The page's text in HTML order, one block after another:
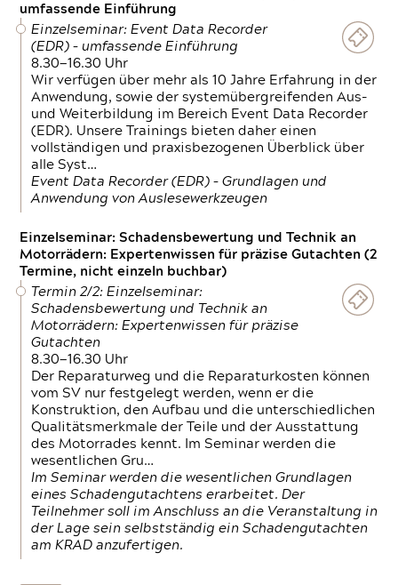
umfassende Einführung
Einzelseminar: Event Data Recorder
(EDR) – umfassende Einführung
8.30—16.30 Uhr
Wir verfügen über mehr als 10 Jahre Erfahrung in der
Anwendung, sowie der systemübergreifenden Aus-
und Weiterbildung im Bereich Event Data Recorder
(EDR). Unsere Trainings bieten daher einen
vollständigen und praxisbezogenen Überblick über
alle Syst…
Event Data Recorder (EDR) – Grundlagen und
Anwendung von Auslesewerkzeugen
Einzelseminar: Schadensbewertung und Technik an
Motorrädern: Expertenwissen für präzise Gutachten (2
Termine, nicht einzeln buchbar)
Termin 2/2: Einzelseminar:
Schadensbewertung und Technik an
Motorrädern: Expertenwissen für präzise
Gutachten
8.30—16.30 Uhr
Der Reparaturweg und die Reparaturkosten können
vom SV nur festgelegt werden, wenn er die
Konstruktion, den Aufbau und die unterschiedlichen
Qualitätsmerkmale der Teile und der Ausstattung
des Motorrades kennt. Im Seminar werden die
wesentlichen Gru…
Im Seminar werden die wesentlichen Grundlagen
eines Schadengutachtens erarbeitet. Der
Teilnehmer soll im Anschluss an die Veranstaltung in
der Lage sein selbstständig ein Schadengutachten
am KRAD anzufertigen.